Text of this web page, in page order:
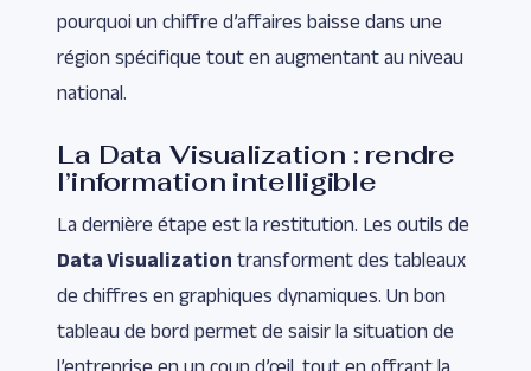
pourquoi un chiffre d’affaires baisse dans une
région spécifique tout en augmentant au niveau
national.
La Data Visualization : rendre
l’information intelligible
La dernière étape est la restitution. Les outils de
Data Visualization transforment des tableaux
de chiffres en graphiques dynamiques. Un bon
tableau de bord permet de saisir la situation de